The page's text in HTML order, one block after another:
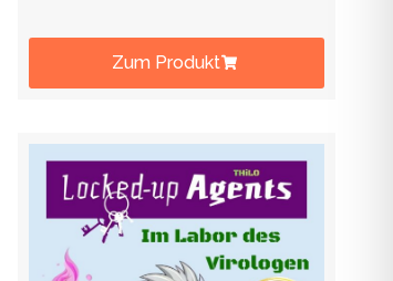
Zum Produkt